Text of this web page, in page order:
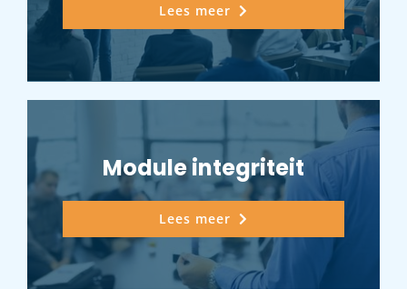
Lees meer
Module integriteit
Lees meer